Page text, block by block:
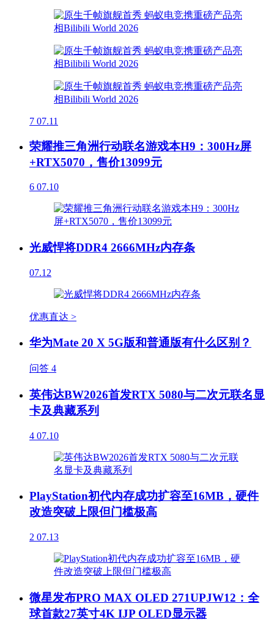
7 07.11
荣耀推三角洲行动联名游戏本H9：300Hz屏
+RTX5070，售价13099元
6 07.10
光威悍将DDR4 2666MHz内存条
07.12
优惠直达 >
华为Mate 20 X 5G版和普通版有什么区别？
问答 4
英伟达BW2026首发RTX 5080与二次元联名显
卡及典藏系列
4 07.10
PlayStation初代内存成功扩容至16MB，硬件
改造突破上限但门槛极高
2 07.13
微星发布PRO MAX OLED 271UPJW12：全
球首款27英寸4K IJP OLED显示器